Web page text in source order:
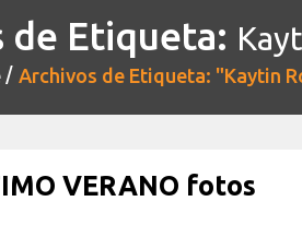
de Etiqueta:
Archivos de Etiqueta: "Kaytin
VERANO fotos